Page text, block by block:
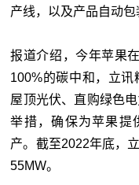
产线，以及产品自动包
报道介绍，今年苹果
100%的碳中和，立
屋顶光伏、直购绿色
举措，确保为苹果提
产。截至2022年底，
55MW。